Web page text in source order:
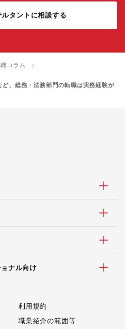
タントに相談する
コラム
、総務・法務部門の転職は実務経験が
ナル向け
利用規約
職業紹介の範囲等